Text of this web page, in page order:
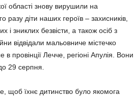
області знову вирушили на
разу діти наших героїв – захисників,
і зниклих безвісти, а також осіб з
відвідали мальовниче містечко
провінції Лечче, регіоні Апулія. Вони
29 серпня.
щоб їхнє дитинство було якомога